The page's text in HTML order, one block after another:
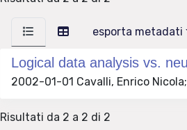
esporta metadati
Logical data analysis vs.
2002-01-01 Cavalli, Enrico
Risultati da 2 a 2 di 2